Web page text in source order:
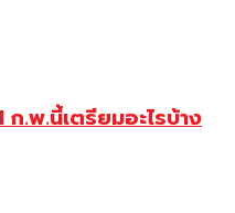
ก.พ.นี้เตรียมอะไรบ้าง